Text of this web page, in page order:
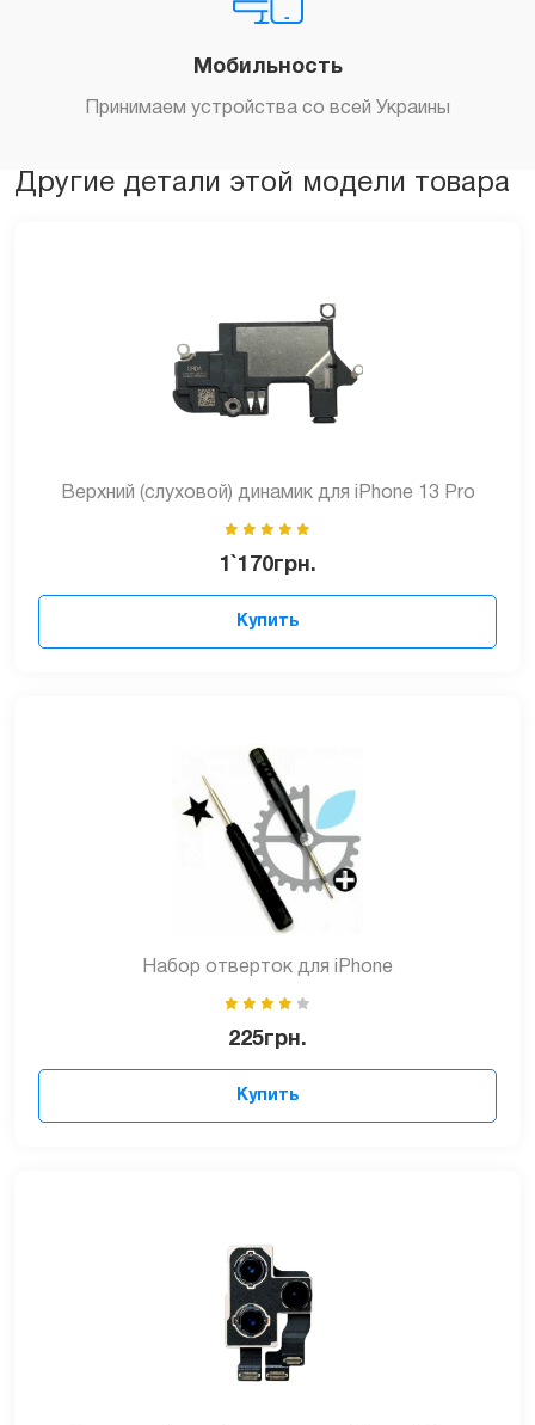
Мобильность
Принимаем устройства со всей Украины
Другие детали этой модели товара
Верхний (слуховой) динамик для iPhone 13 Pro
1`170грн.
Купить
Набор отверток для iPhone
225грн.
Купить